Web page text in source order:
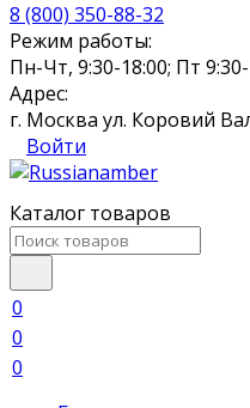
8 (800) 350-88-32
Режим работы:
Пн-Чт, 9:30-18:00; Пт
Адрес:
г. Москва ул. Коровий
Войти
Каталог товаров
0
0
0